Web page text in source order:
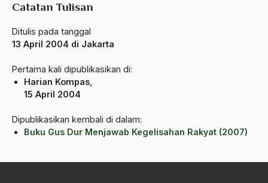
Catatan Tulisan
Ditulis pada tanggal
13 April 2004 di Jakarta
Pertama kali dipublikasikan di:
Harian Kompas,
15 April 2004
Dipublikasikan kembali di dalam:
Buku Gus Dur Menjawab Kegelisahan Rakyat (2007)
Andre Gide
Angkatan Laut AS
Antara Keyakinan dan Keuletan
Anti Kekerasan